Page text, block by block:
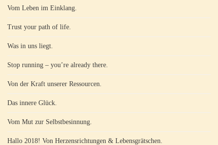
Vom Leben im Einklang.
Trust your path of life.
Was in uns liegt.
Stop running – you’re already there.
Von der Kraft unserer Ressourcen.
Das innere Glück.
Vom Mut zur Selbstbesinnung.
Hallo 2018! Von Herzensrichtungen & Lebensgrätschen.